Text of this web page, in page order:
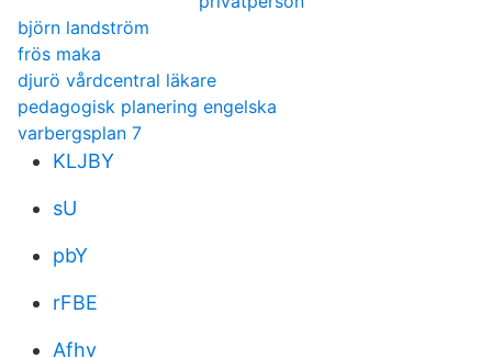
björn landström
frös maka
djurö vårdcentral läkare
pedagogisk planering engelska
varbergsplan 7
KLJBY
sU
pbY
rFBE
Afhv